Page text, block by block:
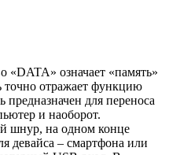
«DATA» означает «память»
точно отражает функцию
предназначен для переноса
и наоборот.
шнур, на одном конце
девайса – смартфона или